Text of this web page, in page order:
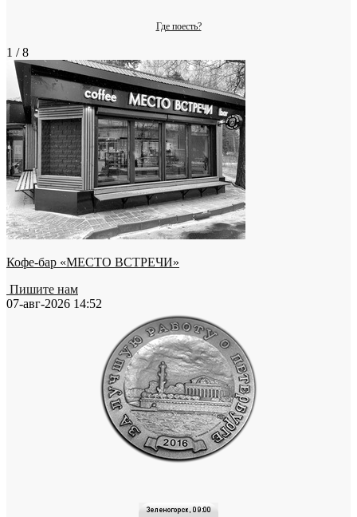
Где поесть?
1 / 8
Кофе-бар «МЕСТО ВСТРЕЧИ»
Пишите нам
07-авг-2026 14:52